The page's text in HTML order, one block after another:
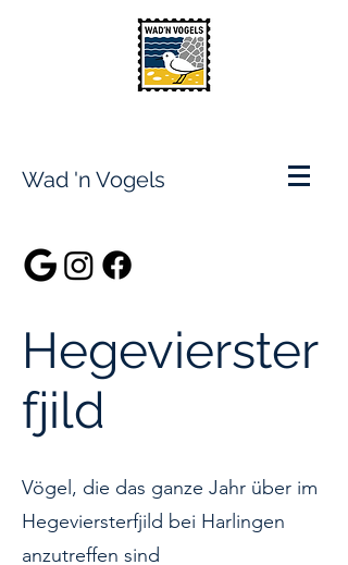
Wad 'n Vogels
Hegevierster
fjild
Vögel, die das ganze Jahr über im
Hegeviersterfjild bei Harlingen
anzutreffen sind